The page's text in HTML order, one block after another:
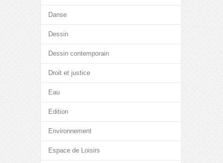
Danse
Dessin
Dessin contemporain
Droit et justice
Eau
Edition
Environnement
Espace de Loisirs